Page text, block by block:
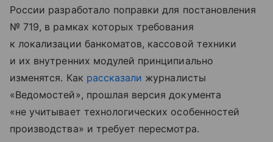
России разработало поправки для постановления
№ 719, в рамках которых требования
к локализации банкоматов, кассовой техники
и их внутренних модулей принципиально
изменятся. Как рассказали журналисты
«Ведомостей», прошлая версия документа
«не учитывает технологических особенностей
производства» и требует пересмотра.